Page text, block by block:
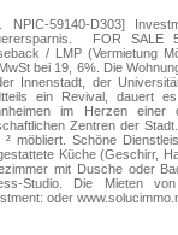
NPIC-59140-D303]
FOR SALE
/ LMP (Vermietung
bei 19, 6%. Die
Innenstadt, der
ein Revival, dauert
im Herzen
Zentren der
² möbliert. Schöne
Küche (Geschirr,
mit Dusche oder
Studio. Die Mieten
oder